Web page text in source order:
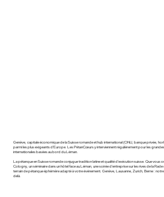
Genève, capitale économique de la Suisse romande et hub international (ONU, banque privée,
parmi les plus exigeants d'Europe. Les PétanCœurs y interviennent régulièrement pour les
internationales basées au bord du Léman.
La pétanque en Suisse romande conjugue tradition latine et qualité d'exécution suisse. Que vous
Cologny, un séminaire dans un hôtel face au Léman, une soirée d'entreprise sur les rives de la
terrain de pétanque éphémère adapté à votre événement. Genève, Lausanne, Zurich, Berne :
delà.